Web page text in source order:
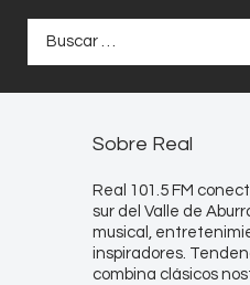
Sobre Real
Real 101.5 FM
sur del Valle de
musical,
inspiradores.
combina clásicos